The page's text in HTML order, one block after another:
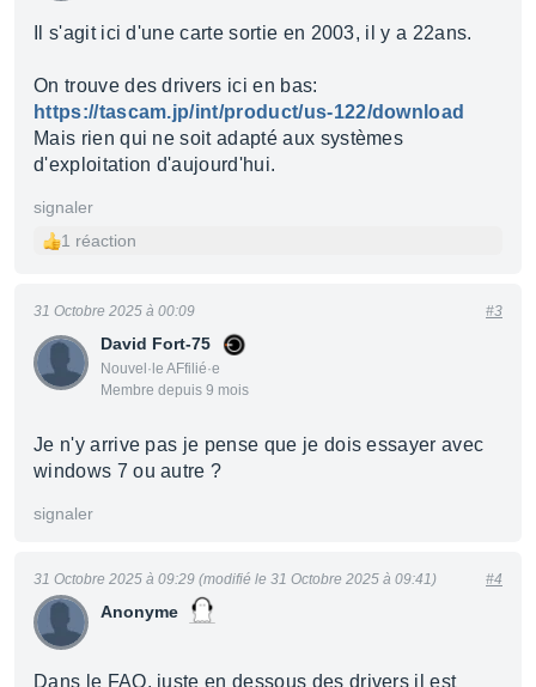
Il s'agit ici d'une carte sortie en 2003, il y a 22ans.
On trouve des drivers ici en bas:
https://tascam.jp/int/product/us-122/download
Mais rien qui ne soit adapté aux systèmes
d'exploitation d'aujourd'hui.
signaler
1 réaction
David Fort-75
Nouvel·le AFfilié·e
Membre depuis 9 mois
31 Octobre 2025 à 00:09 #3
Je n'y arrive pas je pense que je dois essayer avec
windows 7 ou autre ?
signaler
Anonyme
31 Octobre 2025 à 09:29 (modifié le 31 Octobre 2025 à 09:41) #4
Dans le FAQ, juste en dessous des drivers il est